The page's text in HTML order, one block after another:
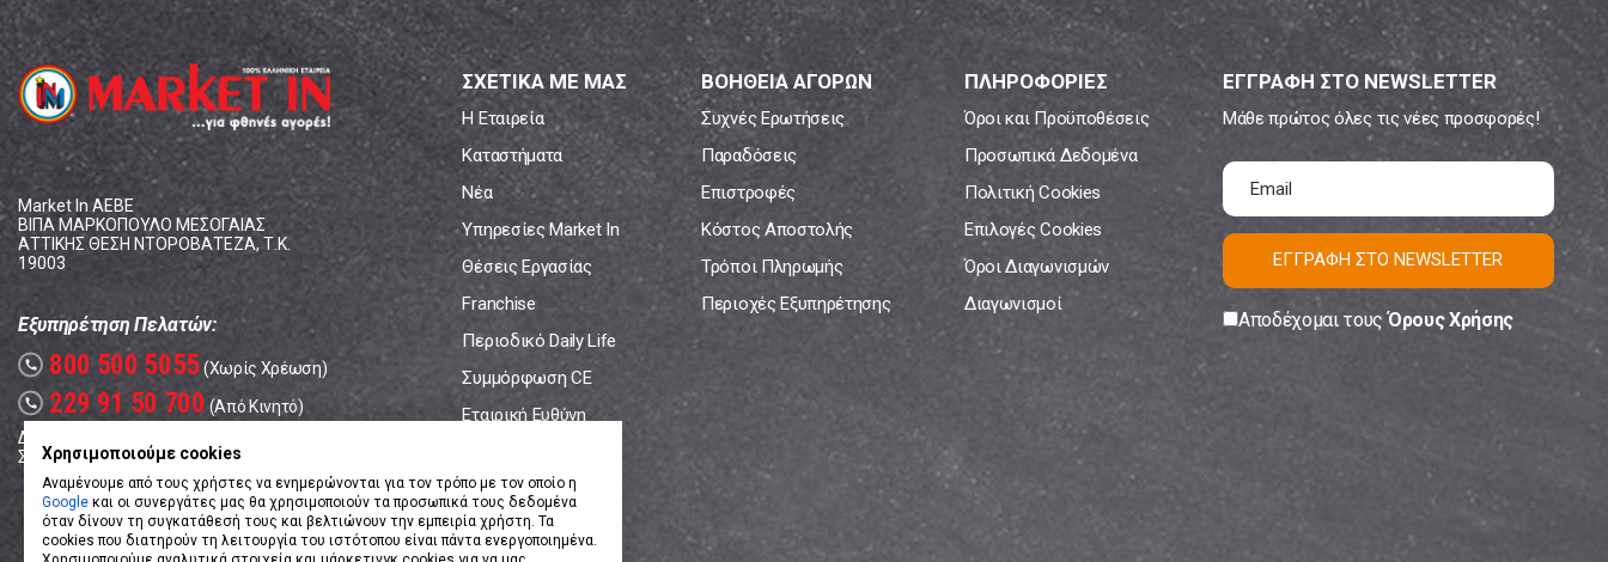
Market In ΑΕΒΕ
ΒΙΠΑ ΜΑΡΚΟΠΟΥΛΟ ΜΕΣΟΓΑΙΑΣ
ΑΤΤΙΚΗΣ ΘΕΣΗ ΝΤΟΡΟΒΑΤΕΖΑ, Τ.Κ.
19003
Εξυπηρέτηση Πελατών:
call 800 500 5055 (Χωρίς Χρέωση)
call 229 91 50 700 (Από Κινητό)
Δευτέρα - Παρασκευή: 08:00 - 17:00
Σάββατο: 08:00 – 14:00
ΣΧΕΤΙΚΑ ΜΕ ΜΑΣ
Η Εταιρεία
Καταστήματα
Νέα
Υπηρεσίες Market In
Θέσεις Εργασίας
Franchise
Περιοδικό Daily Life
Συμμόρφωση CE
Εταιρική Ευθύνη
ΒΟΗΘΕΙΑ ΑΓΟΡΩΝ
Συχνές Ερωτήσεις
Παραδόσεις
Επιστροφές
Κόστος Αποστολής
Τρόποι Πληρωμής
Περιοχές Εξυπηρέτησης
ΠΛΗΡΟΦΟΡΙΕΣ
Όροι και Προϋποθέσεις
Προσωπικά Δεδομένα
Πολιτική Cookies
Επιλογές Cookies
Όροι Διαγωνισμών
Διαγωνισμοί
ΕΓΓΡΑΦΗ ΣΤΟ NEWSLETTER
Μάθε πρώτος όλες τις νέες προσφορές!
ΕΓΓΡΑΦΗ ΣΤΟ NEWSLETTER
Αποδέχομαι τουςΌρους Χρήσης
Χρησιμοποιούμε cookies
Αναμένουμε από τους χρήστες να ενημερώνονται για τον τρόπο με τον οποίο η
Google και οι συνεργάτες μας θα χρησιμοποιούν τα προσωπικά τους δεδομένα
όταν δίνουν τη συγκατάθεσή τους και βελτιώνουν την εμπειρία χρήστη. Τα
cookies που διατηρούν τη λειτουργία του ιστότοπου είναι πάντα ενεργοποιημένα.